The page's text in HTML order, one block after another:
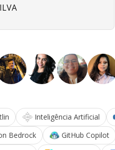
Inteligência Artificial
Bedrock GitHub Copilot